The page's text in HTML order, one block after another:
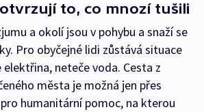
to, co mnozí tušili
a okolí jsou v pohybu a snaží se
Pro obyčejné lidi zůstává situace
neteče voda. Cesta z
města je možná jen přes
humanitární pomoc, na kterou